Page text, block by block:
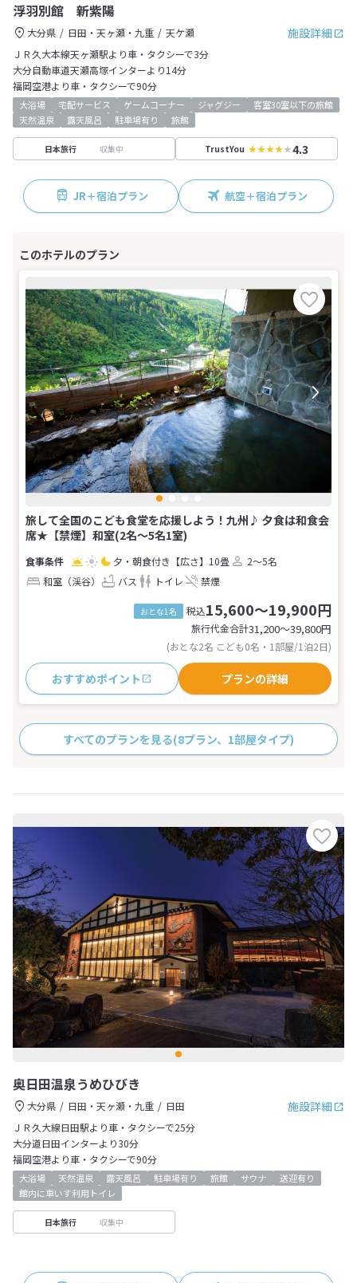
浮羽別館 新紫陽
施設詳細
大分県 日田・天ヶ瀬・九重
天ケ瀬
ＪＲ久大本線天ヶ瀬駅より車・タクシーで3分
大分自動車道天瀬高塚インターより14分
福岡空港より車・タクシーで90分
大浴場 宅配サービス ゲームコーナー ジャグジー
客室30室以下の旅館
天然温泉
露天風呂 駐車場有り 旅館
日本旅行 収集中 TrustYou 4.3
JR＋宿泊プラン 航空＋宿泊プラン
旅して全国のこども食堂を応援しよう！九州♪ 夕食は和食会
席★【禁煙】和室(2名～5名1室)
夕・朝食付き 【広さ】10畳
2～5名
和室（渓谷）
バス トイレ 禁煙
おとな1名 税込15,600～19,900円
旅行代金合計31,200〜39,800円
(おとな2名 こども0名・1部屋/1泊2日)
おすすめポイント プランの詳細
すべてのプランを見る(8プラン、1部屋タイプ)
奥日田温泉うめひびき
施設詳細
大分県 日田・天ヶ瀬・九重
日田
ＪＲ久大線日田駅より車・タクシーで25分
大分道日田インターより30分
福岡空港より車・タクシーで90分
大浴場 天然温泉 露天風呂 駐車場有り 旅館 サウナ
送迎有り
館内に車いす利用トイレ
日本旅行 収集中